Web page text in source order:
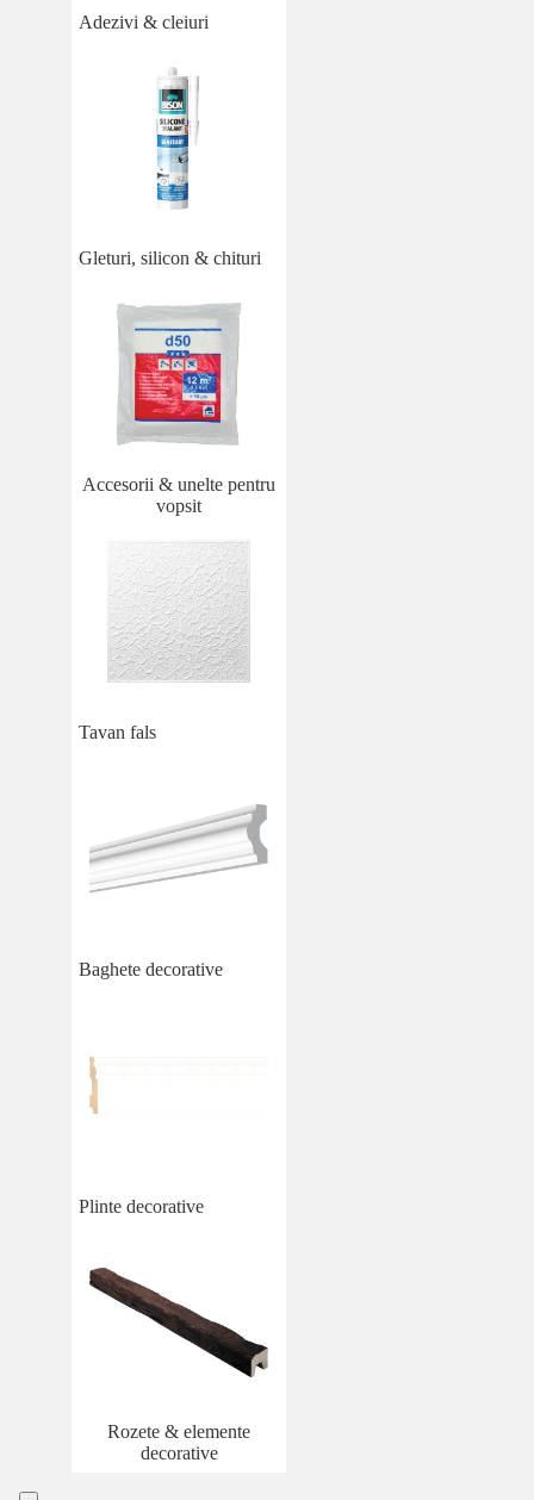
Adezivi & cleiuri
Gleturi, silicon & chituri
Accesorii & unelte pentru
vopsit
Tavan fals
Baghete decorative
Plinte decorative
Rozete & elemente
decorative